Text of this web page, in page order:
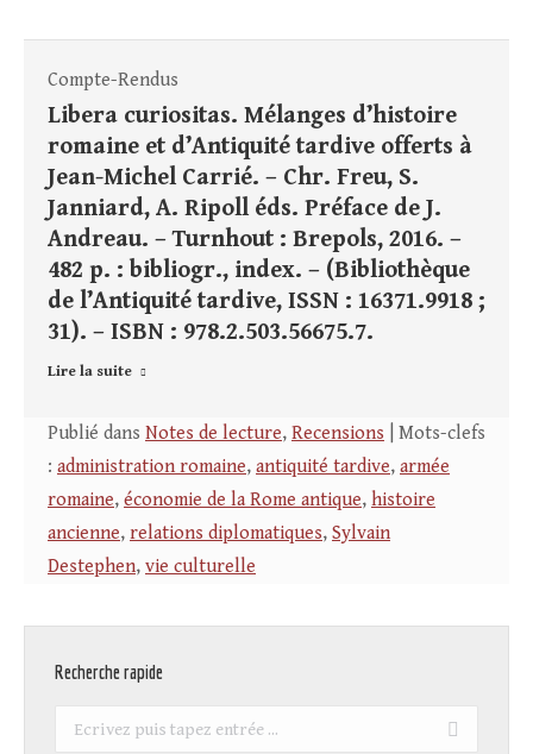
Compte-Rendus
Libera curiositas. Mélanges d’histoire
romaine et d’Antiquité tardive offerts à
Jean-Michel Carrié. – Chr. Freu, S.
Janniard, A. Ripoll éds. Préface de J.
Andreau. – Turnhout : Brepols, 2016. –
482 p. : bibliogr., index. – (Bibliothèque
de l’Antiquité tardive, ISSN : 16371.9918 ;
31). – ISBN : 978.2.503.56675.7.
Lire la suite
Publié dans Notes de lecture, Recensions | Mots-clefs
: administration romaine, antiquité tardive, armée
romaine, économie de la Rome antique, histoire
ancienne, relations diplomatiques, Sylvain
Destephen, vie culturelle
Recherche rapide
Recherche